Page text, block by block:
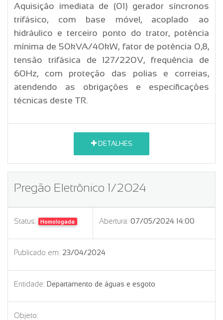
Aquisição imediata de (01) gerador síncronos
trifásico, com base móvel, acoplado ao
hidráulico e terceiro ponto do trator, potência
mínima de 50kVA/40kW, fator de potência 0,8,
tensão trifásica de 127/220V, frequência de
60Hz, com proteção das polias e correias,
atendendo as obrigações e especificações
técnicas deste TR.
DETALHES
Pregão Eletrônico 1/2024
Status: Homologada Abertura: 07/05/2024 14:00
Publicado em: 23/04/2024
Entidade: Departamento de águas e esgoto
Objeto: